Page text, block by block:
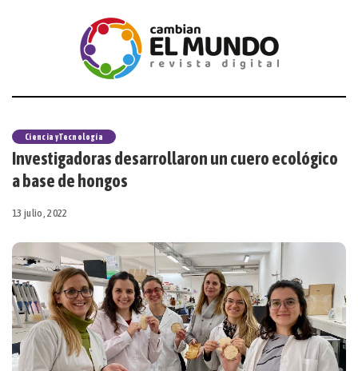
Ciencia y Tecnología
Investigadoras desarrollaron un cuero ecológico
a base de hongos
13 julio, 2022